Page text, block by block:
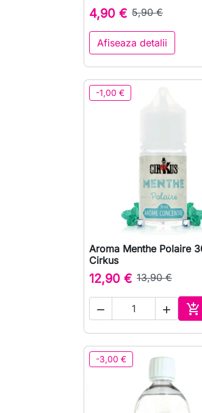
4,90 € 5,90 €
Afiseaza detalii
-1,00 €
 Vizualizare
Aroma Menthe Polaire
Cirkus
12,90 € 13,90 €
  
-3,00 €